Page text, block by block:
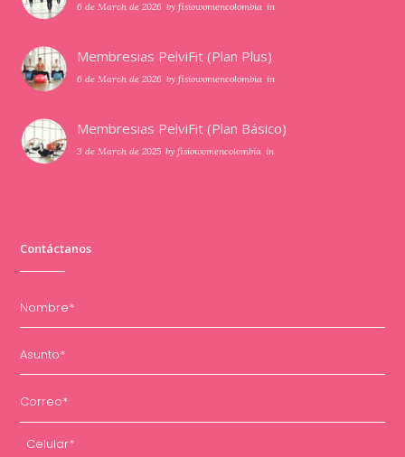
6 de March de 2026 byfisiowomencolombia in
Membresias PelviFit (Plan Plus)
6 de March de 2026 byfisiowomencolombia in
Membresias PelviFit (Plan Básico)
3 de March de 2025 byfisiowomencolombia in
Contáctanos